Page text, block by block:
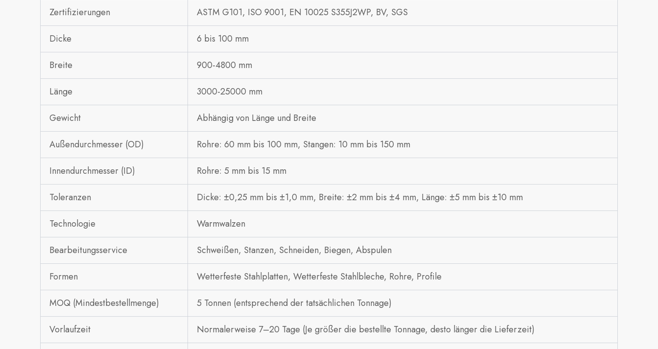
Zertifizierungen ASTM G101, ISO 9001, EN 10025 S355J2WP, BV, SGS
Dicke 6 bis 100 mm
Breite 900-4800 mm
Länge 3000-25000 mm
Gewicht Abhängig von Länge und Breite
Außendurchmesser (OD) Rohre: 60 mm bis 100 mm, Stangen: 10 mm bis 150 mm
Innendurchmesser (ID) Rohre: 5 mm bis 15 mm​
Toleranzen Dicke: ±0,25 mm bis ±1,0 mm, Breite: ±2 mm bis ±4 mm, Länge: ±5 mm bis ±10 mm
Technologie Warmwalzen
Bearbeitungsservice Schweißen, Stanzen, Schneiden, Biegen, Abspulen
Formen Wetterfeste Stahlplatten, Wetterfeste Stahlbleche, Rohre, Profile
MOQ (Mindestbestellmenge) 5 Tonnen (entsprechend der tatsächlichen Tonnage)
Vorlaufzeit Normalerweise 7–20 Tage (Je größer die bestellte Tonnage, desto länger die Lieferzeit)